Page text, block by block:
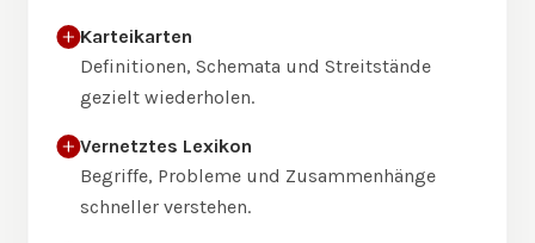
Karteikarten
Definitionen, Schemata und Streitstände
gezielt wiederholen.
Vernetztes Lexikon
Begriffe, Probleme und Zusammenhänge
schneller verstehen.